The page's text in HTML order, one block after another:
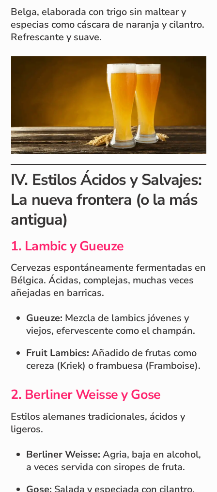
Belga, elaborada con trigo sin maltear y
especias como cáscara de naranja y cilantro.
Refrescante y suave.
IV. Estilos Ácidos y Salvajes:
La nueva frontera (o la más
antigua)
1. Lambic y Gueuze
Cervezas espontáneamente fermentadas en
Bélgica. Ácidas, complejas, muchas veces
añejadas en barricas.
Gueuze: Mezcla de lambics jóvenes y
viejos, efervescente como el champán.
Fruit Lambics: Añadido de frutas como
cereza (Kriek) o frambuesa (Framboise).
2. Berliner Weisse y Gose
Estilos alemanes tradicionales, ácidos y
ligeros.
Berliner Weisse: Agria, baja en alcohol,
a veces servida con siropes de fruta.
Gose: Salada y especiada con cilantro,